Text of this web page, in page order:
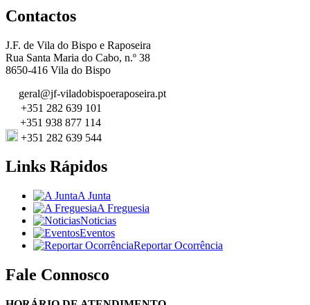
Contactos
J.F. de Vila do Bispo e Raposeira
Rua Santa Maria do Cabo, n.º 38
8650-416 Vila do Bispo
geral@jf-viladobispoeraposeira.pt
+351 282 639 101
+351 938 877 114
+351 282 639 544
Links Rápidos
A Junta
A Freguesia
Noticias
Eventos
Reportar Ocorrência
Fale Connosco